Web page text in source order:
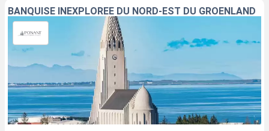
Mois de départ
Ports
Rechercher
BANQUISE INEXPLORÉE DU NORD-EST DU GROENLAND